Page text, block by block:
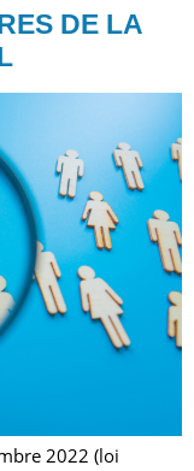
DE LA
2022 (loi